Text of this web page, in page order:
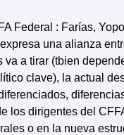
Federal : Farías,
una alianza
va a tirar (tbien
clave), la actual
los dirigentes del
o en la nueva